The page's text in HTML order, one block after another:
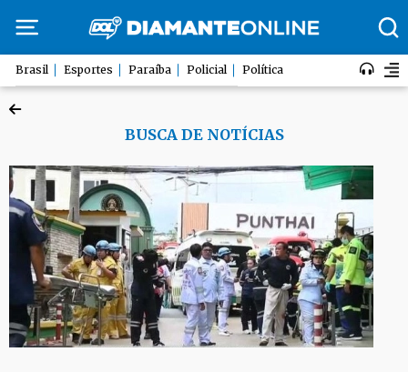
Brasil Esportes Paraíba Policial Política
BUSCA DE NOTÍCIAS